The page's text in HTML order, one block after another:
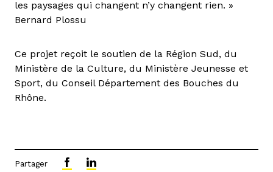
les paysages qui changent n’y changent rien. »
Bernard Plossu
Ce projet reçoit le soutien de la Région Sud, du
Ministère de la Culture, du Ministère Jeunesse et
Sport, du Conseil Département des Bouches du
Rhône.
Partager